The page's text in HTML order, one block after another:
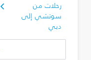
رحلات من
سوتشي إلى
دبي